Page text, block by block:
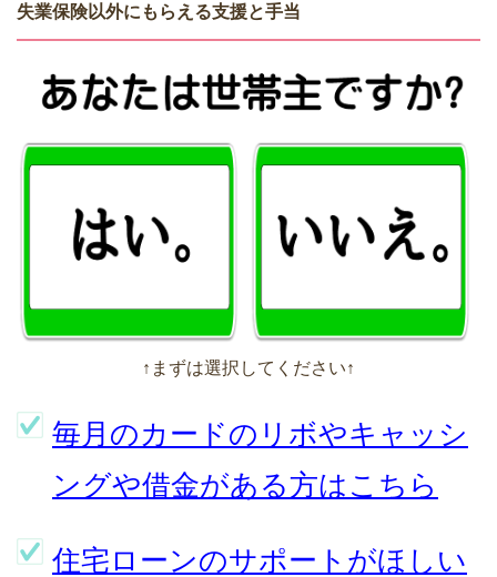
失業保険以外にもらえる支援と手当
↑まずは選択してください↑
毎月のカードのリボやキャッシ
ングや借金がある方はこちら
住宅ローンのサポートがほしい